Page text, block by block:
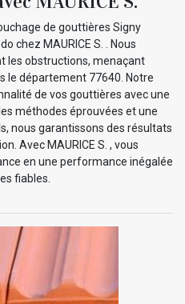
de gouttières Signy
chez MAURICE S. . Nous
les obstructions, menaçant
le département 77640. Notre
de vos gouttières avec une
méthodes éprouvées et une
nous garantissons des résultats
Avec MAURICE S. , vous
en une performance inégalée
fiables.